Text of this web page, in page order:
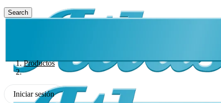
Search
Productos
Iniciar sesión